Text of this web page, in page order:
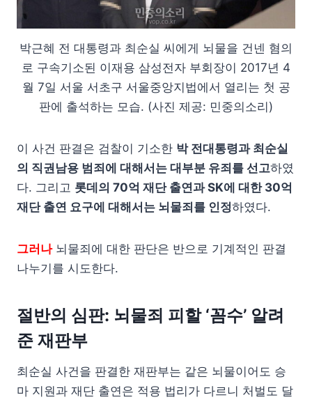
박근혜 전 대통령과 최순실 씨에게 뇌물을 건넨 혐의
로 구속기소된 이재용 삼성전자 부회장이 2017년 4
월 7일 서울 서초구 서울중앙지법에서 열리는 첫 공
판에 출석하는 모습. (사진 제공: 민중의소리)
이 사건 판결은 검찰이 기소한 박 전대통령과 최순실
의 직권남용 범죄에 대해서는 대부분 유죄를 선고하였
다. 그리고 롯데의 70억 재단 출연과 SK에 대한 30억
재단 출연 요구에 대해서는 뇌물죄를 인정하였다.
그러나뇌물죄에 대한 판단은 반으로 기계적인 판결
나누기를 시도한다.
절반의 심판: 뇌물죄 피할 ‘꼼수’ 알려
준 재판부
최순실 사건을 판결한 재판부는 같은 뇌물이어도 승
마 지원과 재단 출연은 적용 법리가 다르니 처벌도 달